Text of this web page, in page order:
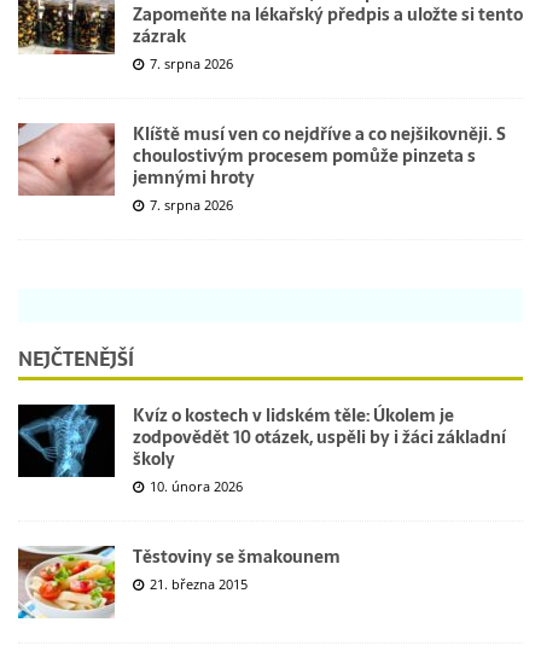
Zapomeňte na lékařský předpis a uložte si tento
zázrak
7. srpna 2026
Klíště musí ven co nejdříve a co nejšikovněji. S
choulostivým procesem pomůže pinzeta s
jemnými hroty
7. srpna 2026
NEJČTENĚJŠÍ
Kvíz o kostech v lidském těle: Úkolem je
zodpovědět 10 otázek, uspěli by i žáci základní
školy
10. února 2026
Těstoviny se šmakounem
21. března 2015